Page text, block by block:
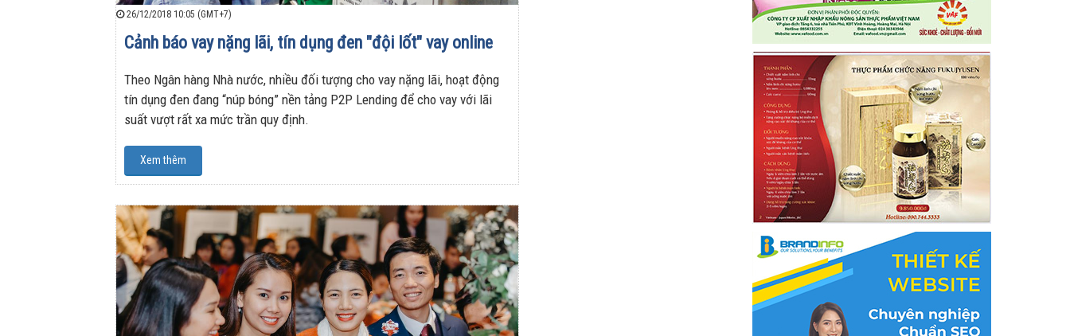
26/12/2018 10:05 (GMT+7)
Cảnh báo vay nặng lãi, tín dụng đen "đội lốt" vay online
Theo Ngân hàng Nhà nước, nhiều đối tượng cho vay nặng lãi, hoạt động
tín dụng đen đang “núp bóng” nền tảng P2P Lending để cho vay với lãi
suất vượt rất xa mức trần quy định.
Xem thêm